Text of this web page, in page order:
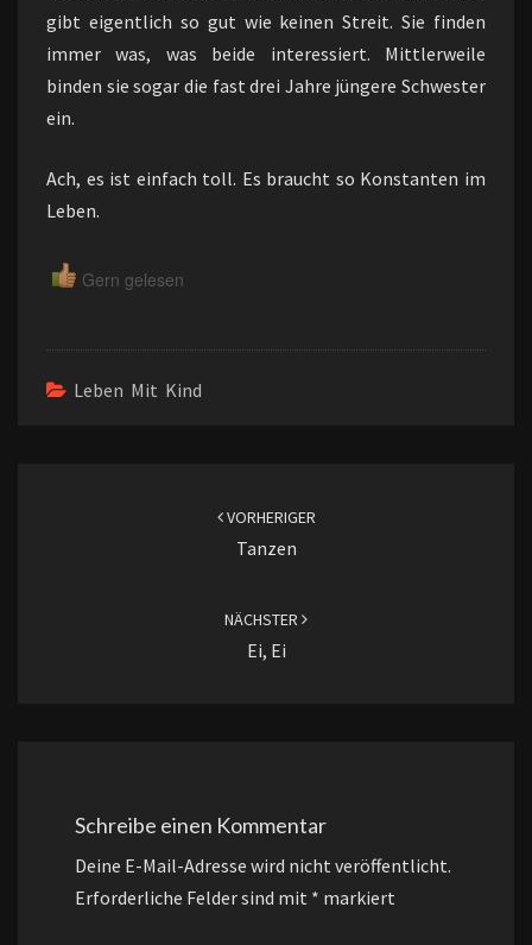
gibt eigentlich so gut wie keinen Streit. Sie finden
immer was, was beide interessiert. Mittlerweile
binden sie sogar die fast drei Jahre jüngere Schwester
ein.
Ach, es ist einfach toll. Es braucht so Konstanten im
Leben.
Gern gelesen
Leben Mit Kind
VORHERIGER
Tanzen
NÄCHSTER
Ei, Ei
Schreibe einen Kommentar
Deine E-Mail-Adresse wird nicht veröffentlicht.
Erforderliche Felder sind mit * markiert